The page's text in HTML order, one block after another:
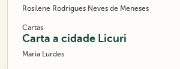
Rosilene Rodrigues Neves de Meneses
Cartas
Carta a cidade Licuri
Maria Lurdes